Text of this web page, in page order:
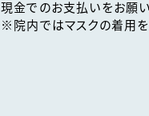
現金でのお支払いをお願い
※院内ではマスクの着用を